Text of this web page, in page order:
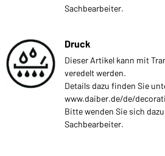
Sachbearbeiter.
Druck
Dieser Artikel kann mit
veredelt werden.
Details dazu finden Sie
www.daiber.de/de/
Bitte wenden Sie sich
Sachbearbeiter.